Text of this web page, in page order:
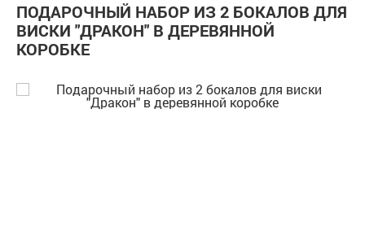
ПОДАРОЧНЫЙ НАБОР ИЗ 2 БОКАЛОВ ДЛЯ
ВИСКИ "ДРАКОН" В ДЕРЕВЯННОЙ
КОРОБКЕ